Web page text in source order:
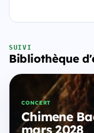
SUIVI
Bibliothèque
CONCERT
Chimene
mars 2028